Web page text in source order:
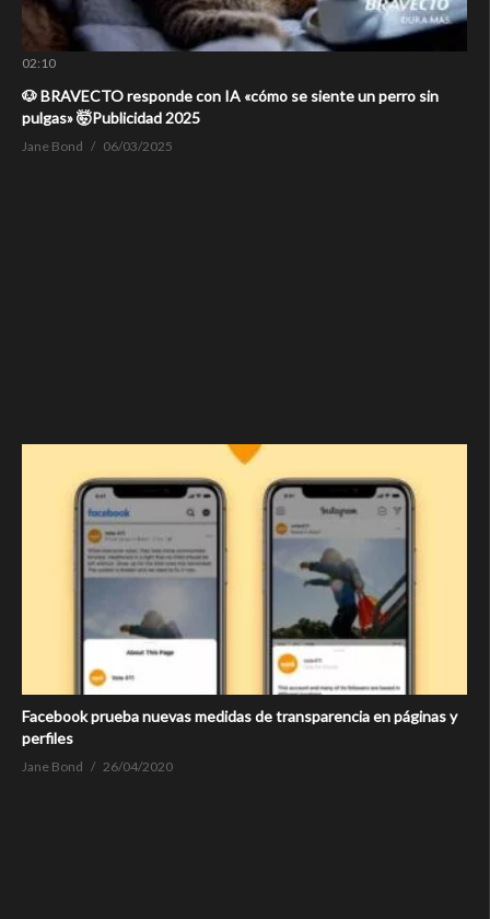
02:10
🐶 BRAVECTO responde con IA «cómo se siente un perro sin
pulgas» 🤯Publicidad 2025
Jane Bond 06/03/2025
Facebook prueba nuevas medidas de transparencia en páginas y
perfiles
Jane Bond 26/04/2020